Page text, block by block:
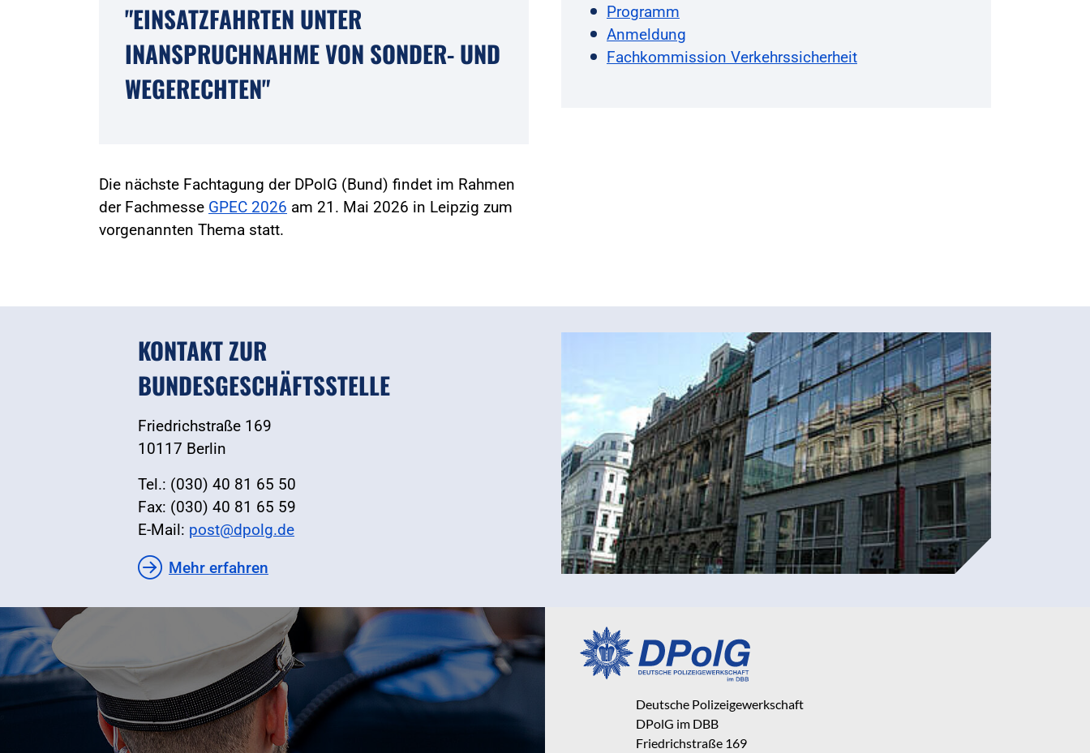
"EINSATZFAHRTEN UNTER
INANSPRUCHNAHME VON SONDER- UND
WEGERECHTEN"
Programm
Anmeldung
Fachkommission Verkehrssicherheit
Die nächste Fachtagung der DPolG (Bund) findet im Rahmen
der Fachmesse GPEC 2026 am 21. Mai 2026 in Leipzig zum
vorgenannten Thema statt.
KONTAKT ZUR
BUNDESGESCHÄFTSSTELLE
Friedrichstraße 169
10117 Berlin
Tel.: (030) 40 81 65 50
Fax: (030) 40 81 65 59
E-Mail: post@dpolg.de
Mehr erfahren
Deutsche Polizeigewerkschaft
DPolG im DBB
Friedrichstraße 169